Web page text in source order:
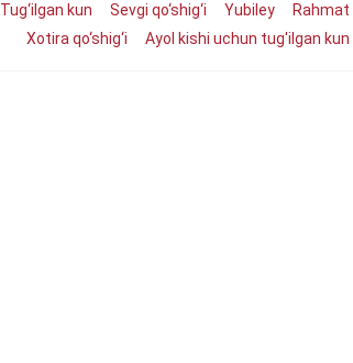
Tug‘ilgan kun Sevgi qo‘shig‘i Yubiley Rahmat
Xotira qo‘shig‘i
Ayol kishi uchun tug'ilgan